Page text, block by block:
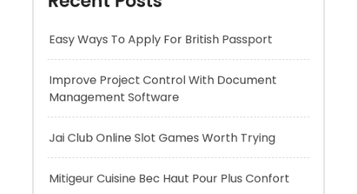
Management Software
Jai Club Online Slot Games Worth Trying
Mitigeur Cuisine Bec Haut Pour Plus Confort
Long Lasting Lipo Battery for RC Car
Adventures